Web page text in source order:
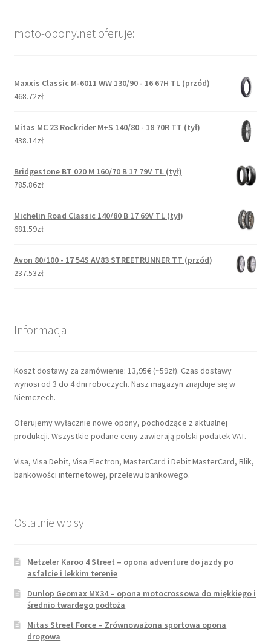
moto-opony.net oferuje:
Maxxis Classic M-6011 WW 130/90 - 16 67H TL (przód)
468.72zł
Mitas MC 23 Rockrider M+S 140/80 - 18 70R TT (tył)
438.14zł
Bridgestone BT 020 M 160/70 B 17 79V TL (tył)
785.86zł
Michelin Road Classic 140/80 B 17 69V TL (tył)
681.59zł
Avon 80/100 - 17 54S AV83 STREETRUNNER TT (przód)
237.53zł
Informacja
Koszt dostawy za zamówienie: 13,95€ (~59zł). Czas dostawy
wynosi od 3 do 4 dni roboczych. Nasz magazyn znajduje się w
Niemczech.
Oferujemy wyłącznie nowe opony, pochodzące z aktualnej
produkcji. Wszystkie podane ceny zawierają polski podatek VAT.
Visa, Visa Debit, Visa Electron, MasterCard i Debit MasterCard, Blik,
bankowości internetowej, przelewu bankowego.
Ostatnie wpisy
Metzeler Karoo 4 Street – opona adventure do jazdy po
asfalcie i lekkim terenie
Dunlop Geomax MX34 – opona motocrossowa do miękkiego i
średnio twardego podłoża
Mitas Street Force – Zrównoważona sportowa opona
drogowa